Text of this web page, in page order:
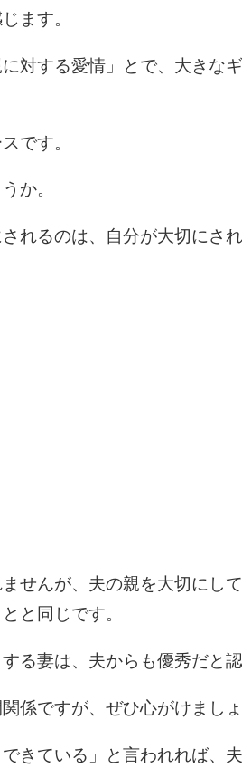
ます。
対する愛情」とで、大きな
です。
か。
れるのは、自分が大切にさ
せんが、夫の親を大切にし
と同じです。
る妻は、夫からも優秀だと認
係ですが、ぜひ心がけましょ
きている」と言われれば、